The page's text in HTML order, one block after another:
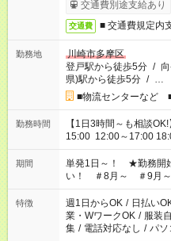
交通費別途支給あり
交通費 ■ 交通費規定内
勤務地
川崎市多摩区
登戸駅から徒歩5分 /
県)駅から徒歩5分 / …
■物流センターなど
勤務時間
【1日3時間～も相談OK!】 ＜シフト例＞ 9:00～12:00
15:00 12:00～17:00 18:00～21:00 な
お気軽にご相談くださ
期間
単発1日～！ ★勤務開
い！ ＃8月～ ＃9月～
特徴 週1日からOK / 日払い
業・WワークOK / 服装
集 / 電話対応なし / パソ